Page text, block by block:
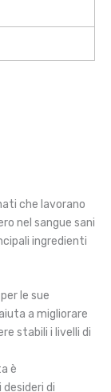
che lavorano
nel sangue sani
ingredienti
le sue
a migliorare
stabili i livelli di
è
di